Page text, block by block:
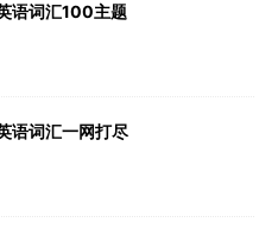
语词汇100主题
语词汇一网打尽